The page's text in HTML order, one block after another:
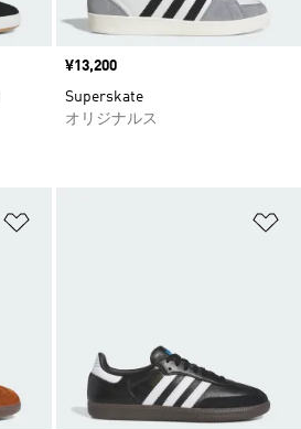
価格
¥13,200
Superskate
オリジナルス